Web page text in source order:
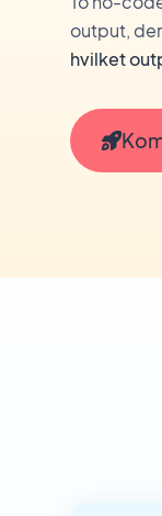
output,
hvilket